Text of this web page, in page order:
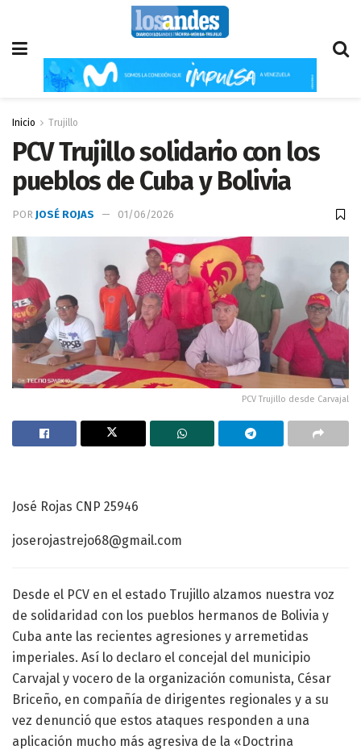
Inicio Trujillo
PCV Trujillo solidario con los
pueblos de Cuba y Bolivia
POR JOSÉ ROJAS 01/06/2026
PCV Trujillo desde Carvajal
José Rojas CNP 25946
joserojastrejo68@gmail.com
Desde el PCV en el estado Trujillo alzamos nuestra voz
de solidaridad con los pueblos hermanos de Bolivia y
Cuba ante las recientes agresiones y arremetidas
imperiales. Así lo declaro el concejal del municipio
Carvajal y vocero de la organización comunista, César
Briceño, en compañía de dirigentes regionales y a su
vez denunció que estos ataques responden a una
aplicación mucho más agresiva de la «Doctrina